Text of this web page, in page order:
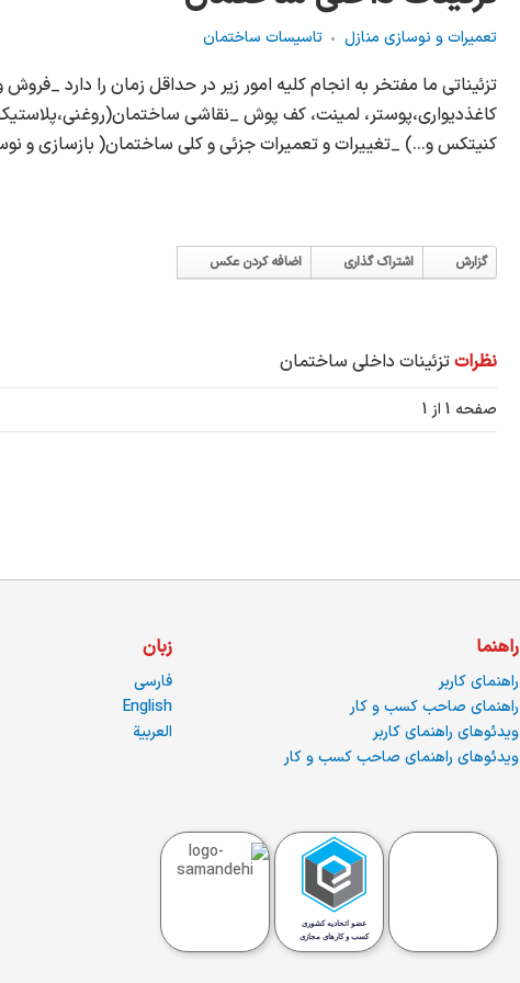
تعمیرات و نوسازی منازل
تاسیسات ساختمان
تزئیناتی ما مفتخر به انجام کلیه امور زیر در حداقل زمان را دارد _فروش
کاغذدیواری،پوستر، لمینت، کف پوش _نقاشی
کنیتکس و...) _تغییرات و تعمیرات جزئی و کلی ساختمان( بازسازی و
اضافه کردن عکس اشتراک گذاری گزارش
نظراتتزئینات داخلی ساختمان
صفحه 1 از 1
راهنما
راهنمای کاربر
راهنمای صاحب کسب و کار
ویدئوهای راهنمای کاربر
ویدئوهای راهنمای صاحب کسب و کار
زبان
فارسی
English
العربية